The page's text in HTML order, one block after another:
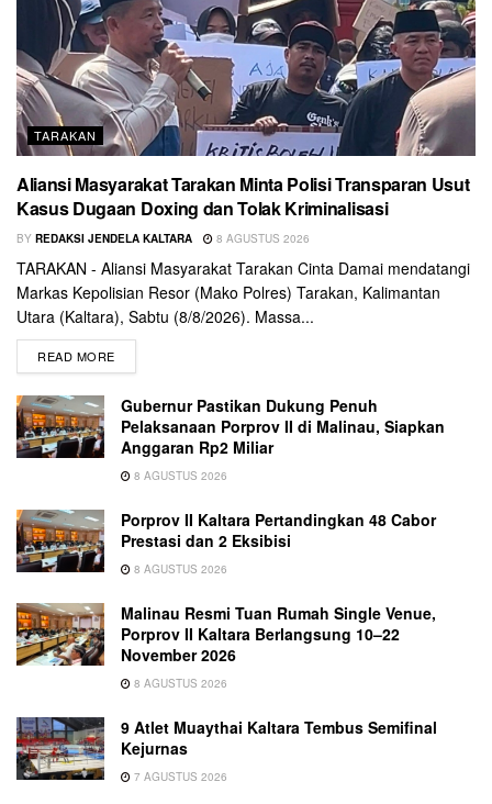
TARAKAN
Aliansi Masyarakat Tarakan Minta Polisi Transparan Usut
Kasus Dugaan Doxing dan Tolak Kriminalisasi
BY REDAKSI JENDELA KALTARA 8 AGUSTUS 2026
TARAKAN - Aliansi Masyarakat Tarakan Cinta Damai mendatangi
Markas Kepolisian Resor (Mako Polres) Tarakan, Kalimantan
Utara (Kaltara), Sabtu (8/8/2026). Massa...
READ MORE
Gubernur Pastikan Dukung Penuh
Pelaksanaan Porprov II di Malinau, Siapkan
Anggaran Rp2 Miliar
8 AGUSTUS 2026
Porprov II Kaltara Pertandingkan 48 Cabor
Prestasi dan 2 Eksibisi
8 AGUSTUS 2026
Malinau Resmi Tuan Rumah Single Venue,
Porprov II Kaltara Berlangsung 10–22
November 2026
8 AGUSTUS 2026
9 Atlet Muaythai Kaltara Tembus Semifinal
Kejurnas
7 AGUSTUS 2026